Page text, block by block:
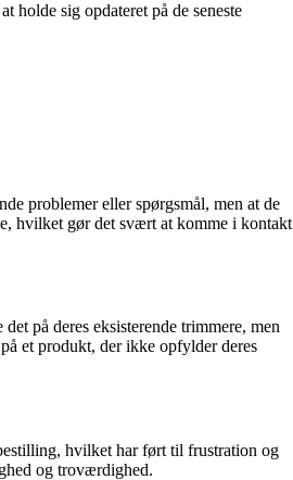
holde sig opdateret på de seneste
problemer eller spørgsmål, men at de
hvilket gør det svært at komme i kontakt
på deres eksisterende trimmere, men
et produkt, der ikke opfylder deres
hvilket har ført til frustration og
og troværdighed.